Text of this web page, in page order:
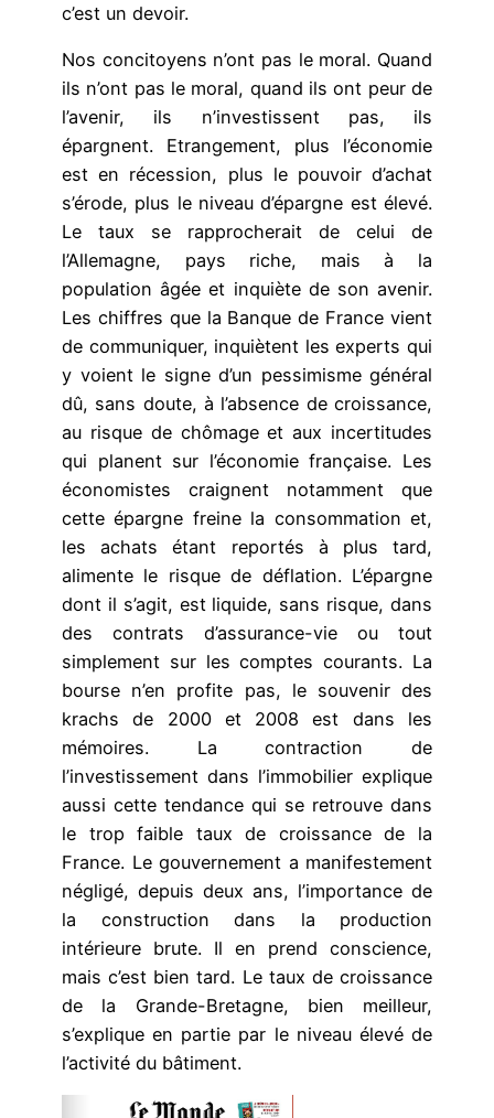
c’est un devoir.
Nos concitoyens n’ont pas le moral. Quand
ils n’ont pas le moral, quand ils ont peur de
l’avenir, ils n’investissent pas, ils
épargnent. Etrangement, plus l’économie
est en récession, plus le pouvoir d’achat
s’érode, plus le niveau d’épargne est élevé.
Le taux se rapprocherait de celui de
l’Allemagne, pays riche, mais à la
population âgée et inquiète de son avenir.
Les chiffres que la Banque de France vient
de communiquer, inquiètent les experts qui
y voient le signe d’un pessimisme général
dû, sans doute, à l’absence de croissance,
au risque de chômage et aux incertitudes
qui planent sur l’économie française. Les
économistes craignent notamment que
cette épargne freine la consommation et,
les achats étant reportés à plus tard,
alimente le risque de déflation. L’épargne
dont il s’agit, est liquide, sans risque, dans
des contrats d’assurance-vie ou tout
simplement sur les comptes courants. La
bourse n’en profite pas, le souvenir des
krachs de 2000 et 2008 est dans les
mémoires. La contraction de
l’investissement dans l’immobilier explique
aussi cette tendance qui se retrouve dans
le trop faible taux de croissance de la
France. Le gouvernement a manifestement
négligé, depuis deux ans, l’importance de
la construction dans la production
intérieure brute. Il en prend conscience,
mais c’est bien tard. Le taux de croissance
de la Grande-Bretagne, bien meilleur,
s’explique en partie par le niveau élevé de
l’activité du bâtiment.